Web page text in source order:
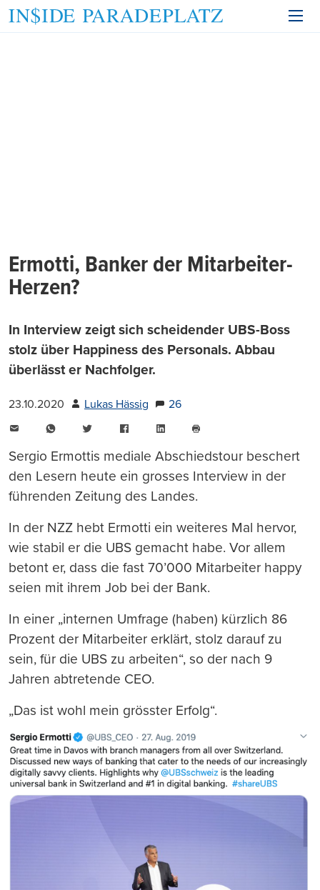
Ermotti, Banker der Mitarbeiter-
Herzen?
In Interview zeigt sich scheidender UBS-Boss
stolz über Happiness des Personals. Abbau
überlässt er Nachfolger.
23.10.2020 Lukas Hässig
26
WhatsAppTwitter FacebookLinkedIn
drucken
Sergio Ermottis mediale Abschiedstour beschert
den Lesern heute ein grosses Interview in der
führenden Zeitung des Landes.
In der NZZ hebt Ermotti ein weiteres Mal hervor,
wie stabil er die UBS gemacht habe. Vor allem
betont er, dass die fast 70’000 Mitarbeiter happy
seien mit ihrem Job bei der Bank.
In einer „internen Umfrage (haben) kürzlich 86
Prozent der Mitarbeiter erklärt, stolz darauf zu
sein, für die UBS zu arbeiten“, so der nach 9
Jahren abtretende CEO.
„Das ist wohl mein grösster Erfolg“.